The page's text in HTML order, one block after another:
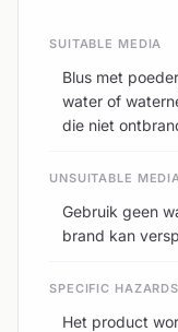
SUITABLE MEDIA
Blus met
water of
die niet
UNSUITABLE
Gebruik geen
brand kan
SPECIFIC HAZARDS
Het product